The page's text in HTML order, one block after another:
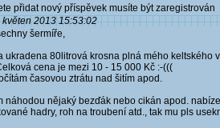
přidat nový příspěvek musíte být
květen 2013 15:53:02
šermíře,
ukradena 80litrová krosna plná mého keltského
cena je mezi 10 - 15 000 Kč :-(((
časovou ztrátu nad šitím apod.
náhodou nějaký bezďák nebo cikán apod.
hadry, roh na troubení atd., tak mu pls